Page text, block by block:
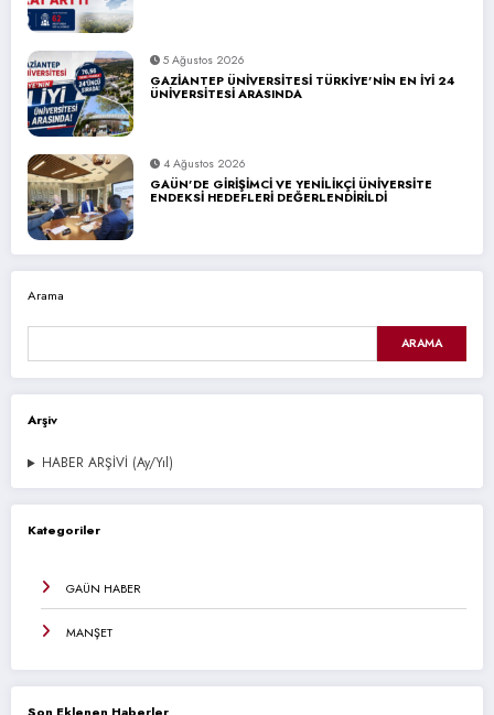
5 Ağustos 2026
GAZİANTEP ÜNİVERSİTESİ TÜRKİYE’NİN EN İYİ 24
ÜNİVERSİTESİ ARASINDA
4 Ağustos 2026
GAÜN’DE GİRİŞİMCİ VE YENİLİKÇİ ÜNİVERSİTE
ENDEKSİ HEDEFLERİ DEĞERLENDİRİLDİ
Arama
ARAMA
Arşiv
HABER ARŞİVİ (Ay/Yıl)
Kategoriler
GAÜN HABER
MANŞET